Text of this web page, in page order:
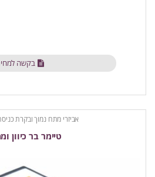
בקשה
אביזרי מתח נמוך ובקרת
טיימר בר כיוון